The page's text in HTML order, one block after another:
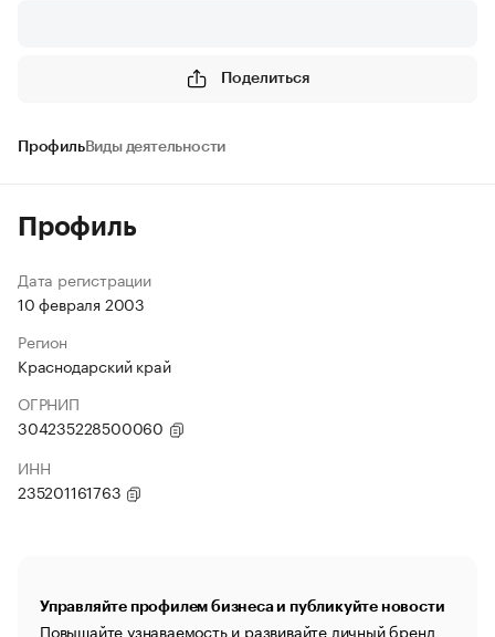
Поделиться
ПрофильВиды деятельности
Профиль
Дата регистрации
10 февраля 2003
Регион
Краснодарский край
ОГРНИП
304235228500060
ИНН
235201161763
Управляйте профилем бизнеса и публикуйте новости
Повышайте узнаваемость и развивайте личный бренд